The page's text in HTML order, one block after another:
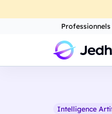
Professionnels
Intelligence